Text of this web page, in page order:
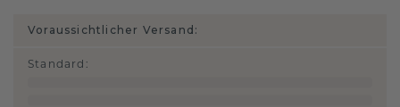
Voraussichtlicher Versand:
Standard :